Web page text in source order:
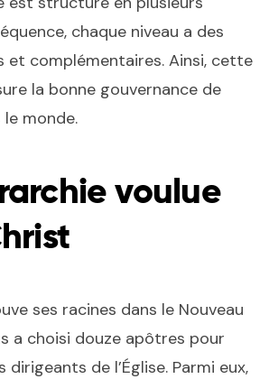
chaque niveau a des
et complémentaires. Ainsi, cette
la bonne gouvernance de
le monde.
voulue
ses racines dans le Nouveau
a choisi douze apôtres pour
de l’Église. Parmi eux,